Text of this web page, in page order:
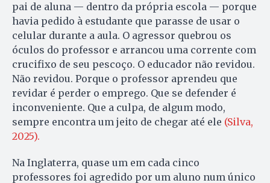
pai de aluna — dentro da própria escola — porque
havia pedido à estudante que parasse de usar o
celular durante a aula. O agressor quebrou os
óculos do professor e arrancou uma corrente com
crucifixo de seu pescoço. O educador não revidou.
Não revidou. Porque o professor aprendeu que
revidar é perder o emprego. Que se defender é
inconveniente. Que a culpa, de algum modo,
sempre encontra um jeito de chegar até ele (Silva,
2025).
Na Inglaterra, quase um em cada cinco
professores foi agredido por um aluno num único